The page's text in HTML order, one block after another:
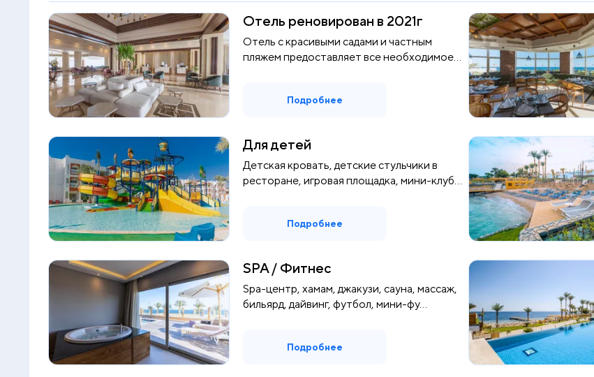
Отель реновирован в 2021г
Отель с красивыми садами и частным
пляжем предоставляет все необходимое
Подробнее
Для детей
Детская кровать, детские стульчики в
ресторане, игровая площадка, мини-клуб...
Подробнее
SPA / Фитнес
Spa-центр, хамам, джакузи, сауна, массаж,
бильярд, дайвинг, футбол, мини-фу...
Подробнее